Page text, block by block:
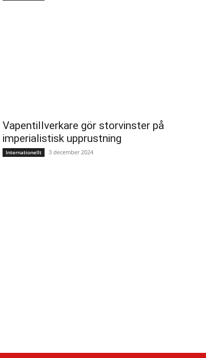
Vapentillverkare gör storvinster på
imperialistisk upprustning
Internationellt 3 december 2024